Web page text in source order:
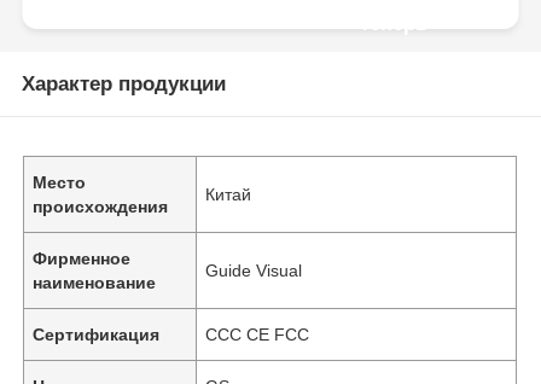
Характер продукции
Место
происхождения
Китай
Фирменное
наименование
Guide Visual
Сертификация CCC CE FCC